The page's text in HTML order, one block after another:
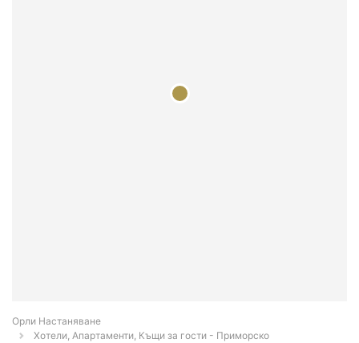
Орли Настаняване
Хотели, Апартаменти, Къщи за гости - Приморско